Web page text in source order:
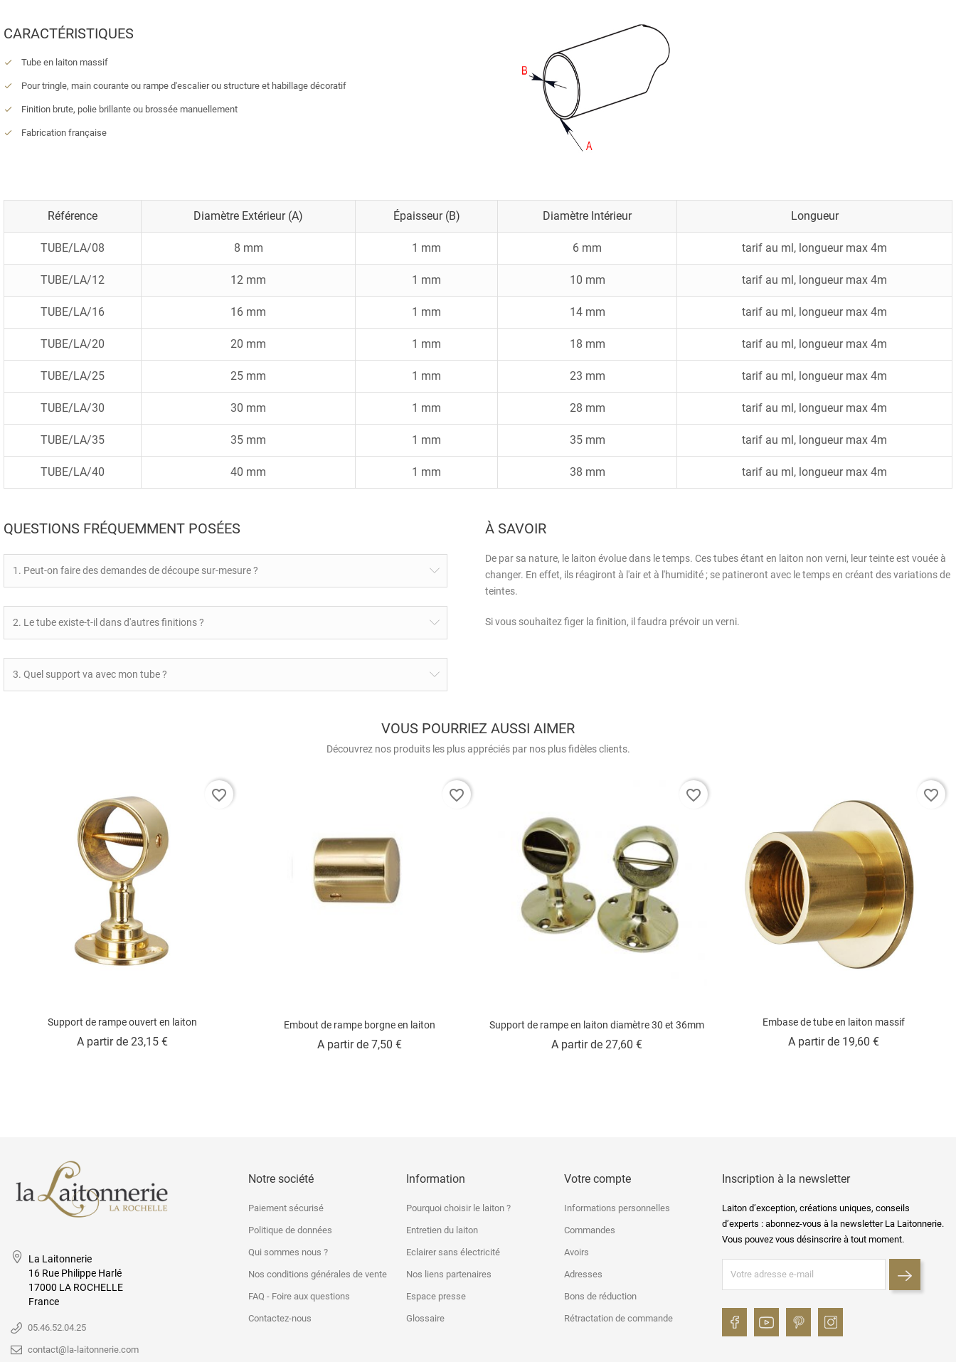
CARACTÉRISTIQUES
Tube en laiton massif
Pour tringle, main courante ou rampe d'escalier ou structure et habillage décoratif
Finition brute, polie brillante ou brossée manuellement
Fabrication française
Référence Diamètre Extérieur (A) Épaisseur (B) Diamètre Intérieur Longueur
TUBE/LA/08 8 mm 1 mm 6 mm tarif au ml, longueur max 4m
TUBE/LA/12 12 mm 1 mm 10 mm tarif au ml, longueur max 4m
TUBE/LA/16 16 mm 1 mm 14 mm tarif au ml, longueur max 4m
TUBE/LA/20 20 mm 1 mm 18 mm tarif au ml, longueur max 4m
TUBE/LA/25 25 mm 1 mm 23 mm tarif au ml, longueur max 4m
TUBE/LA/30 30 mm 1 mm 28 mm tarif au ml, longueur max 4m
TUBE/LA/35 35 mm 1 mm 35 mm tarif au ml, longueur max 4m
TUBE/LA/40 40 mm 1 mm 38 mm tarif au ml, longueur max 4m
QUESTIONS FRÉQUEMMENT POSÉES
1. Peut-on faire des demandes de découpe sur-mesure ?
2. Le tube existe-t-il dans d'autres finitions ?
3. Quel support va avec mon tube ?
À SAVOIR
De par sa nature, le laiton évolue dans le temps. Ces tubes étant en laiton non verni, leur teinte est vouée à
changer. En effet, ils réagiront à l'air et à l'humidité ; se patineront avec le temps en créant des variations de
teintes.
Si vous souhaitez figer la finition, il faudra prévoir un verni.
VOUS POURRIEZ AUSSI AIMER
Découvrez nos produits les plus appréciés par nos plus fidèles clients.
Support de rampe ouvert en laiton
A partir de 23,15 €Prix
favorite_border
Embout de rampe borgne en laiton
A partir de 7,50 €Prix
favorite_border
Support de rampe en laiton diamètre 30 et 36mm
A partir de 27,60 €Prix
favorite_border
Embase de tube en laiton massif
A partir de 19,60 €Prix
favorite_border
La Laitonnerie
16 Rue Philippe Harlé
17000 LA ROCHELLE
France
05.46.52.04.25
contact@la-laitonnerie.com
Notre société
Paiement sécurisé
Politique de données
Qui sommes nous ?
Nos conditions générales de vente
FAQ - Foire aux questions
Contactez-nous
Information
Pourquoi choisir le laiton ?
Entretien du laiton
Eclairer sans électricité
Nos liens partenaires
Espace presse
Glossaire
Votre compte
Informations personnelles
Commandes
Avoirs
Adresses
Bons de réduction
Rétractation de commande
Inscription à la newsletter
Laiton d’exception, créations uniques, conseils
d’experts : abonnez-vous à la newsletter La Laitonnerie.
Vous pouvez vous désinscrire à tout moment.